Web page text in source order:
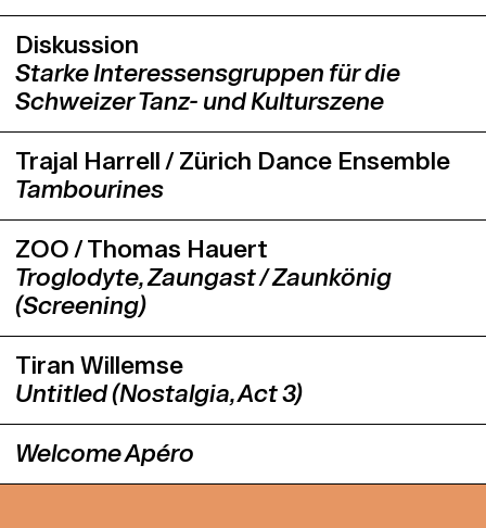
Diskussion
Starke Interessensgruppen für die
Schweizer Tanz- und Kulturszene
Trajal Harrell / Zürich Dance Ensemble
Tambourines
ZOO / Thomas Hauert
Troglodyte, Zaungast / Zaunkönig
(Screening)
Tiran Willemse
Untitled (Nostalgia, Act 3)
Welcome Apéro